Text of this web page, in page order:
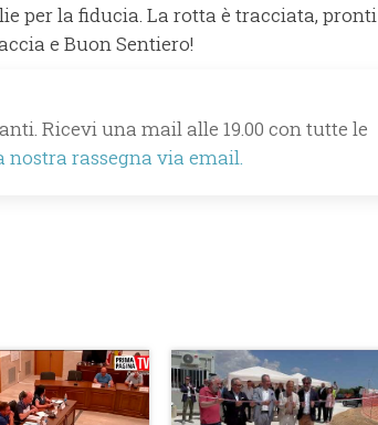
per la fiducia. La rotta è tracciata, pronti
e Buon Sentiero!
Ricevi una mail alle 19.00 con tutte le
rassegna via email.